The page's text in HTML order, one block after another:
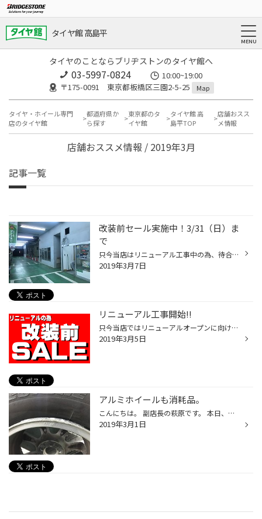
タイヤ館 高島平
タイヤのことならブリヂストンのタイヤ館へ
03-5997-0824
10:00~19:00
〒175-0091 東京都板橋区三園2-5-25
Map
タイヤ・ホイール専門
店のタイヤ館
都道府県か
ら探す
東京都のタ
イヤ館
タイヤ館 高
島平TOP
店舗おスス
メ情報
店舗おススメ情報 / 2019年3月
記事一覧
改装前セール実施中！3/31（日）ま
で
只今当店はリニューアル工事中の為、待合室や商品売り場をピットの一番奥に移動しております。 商品棚や壁、トイレも無くなり別のお店みたいです。 リニューアル後は今までとはガラッと作りが変わりますのでお楽しみに!! さらに今日は寒いので、待合スペースにストーブを設置してます。 リニューア...
2019年3月7日
リニューアル工事開始!!
只今当店ではリニューアルオープンに向けて 店内、店外の工事が始まっております。 皆様には大変ご迷惑をお掛け致しますが 何卒宜しくお願い致します。 ※営業は通常通り行なっておりますが、通路や駐車場などが 狭くなっておりますのでお気をつけ下さい。
2019年3月5日
アルミホイールも消耗品。
こんにちは。 副店長の萩原です。 本日、タイヤ空気圧が定期的に抜けてしまうという事で御来店いただき、１度他のお店で見てもらったところ釘など刺さってないとの事で・・・ 早速点検させて頂くと確かに釘など刺さってなくタイヤに目立った損傷は有りません。 しかし即座に怪しい所を発見！ アルミ...
2019年3月1日